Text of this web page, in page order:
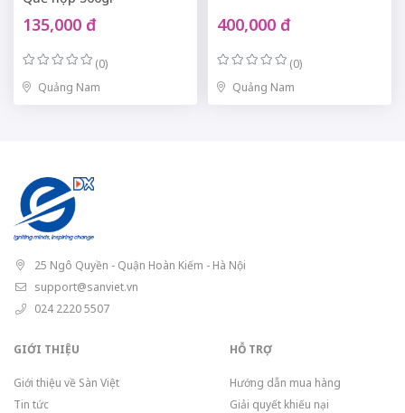
135,000 đ
(0)
Quảng Nam
400,000 đ
(0)
Quảng Nam
25 Ngô Quyền - Quận Hoàn Kiếm - Hà Nội
support@sanviet.vn
024 2220 5507
GIỚI THIỆU
Giới thiệu về Sàn Việt
Tin tức
HỖ TRỢ
Hướng dẫn mua hàng
Giải quyết khiếu nại